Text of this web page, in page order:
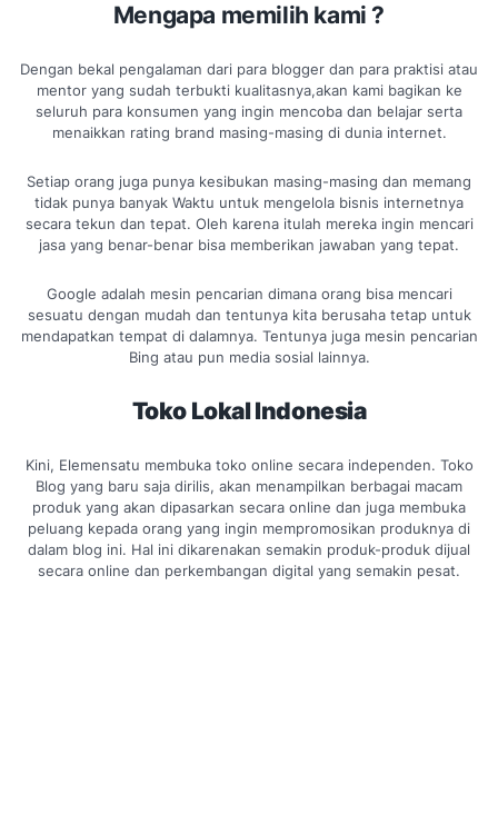
Mengapa memilih kami ?
Dengan bekal pengalaman dari para blogger dan para praktisi atau
mentor yang sudah terbukti kualitasnya,akan kami bagikan ke
seluruh para konsumen yang ingin mencoba dan belajar serta
menaikkan rating brand masing-masing di dunia internet.
Setiap orang juga punya kesibukan masing-masing dan memang
tidak punya banyak Waktu untuk mengelola bisnis internetnya
secara tekun dan tepat. Oleh karena itulah mereka ingin mencari
jasa yang benar-benar bisa memberikan jawaban yang tepat.
Google adalah mesin pencarian dimana orang bisa mencari
sesuatu dengan mudah dan tentunya kita berusaha tetap untuk
mendapatkan tempat di dalamnya. Tentunya juga mesin pencarian
Bing atau pun media sosial lainnya.
Toko Lokal Indonesia
Kini, Elemensatu membuka toko online secara independen. Toko
Blog yang baru saja dirilis, akan menampilkan berbagai macam
produk yang akan dipasarkan secara online dan juga membuka
peluang kepada orang yang ingin mempromosikan produknya di
dalam blog ini. Hal ini dikarenakan semakin produk-produk dijual
secara online dan perkembangan digital yang semakin pesat.